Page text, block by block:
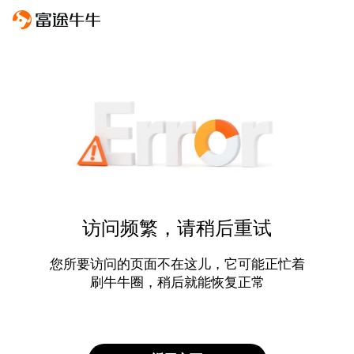
访问频繁，请稍后重试
您所要访问的页面不在这儿，它可能正忙着
刷牛牛圈，稍后就能恢复正常